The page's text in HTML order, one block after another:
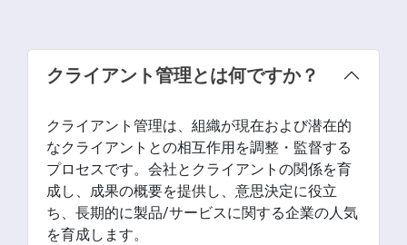
クライアント管理とは何ですか？
クライアント管理は、組織が現在および潜在的
なクライアントとの相互作用を調整・監督する
プロセスです。会社とクライアントの関係を育
成し、成果の概要を提供し、意思決定に役立
ち、長期的に製品/サービスに関する企業の人気
を育成します。